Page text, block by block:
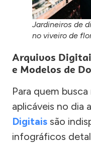
Jardineiros de
no viveiro de
Arquivos
e Modelos de
Para quem
aplicáveis no dia
Digitais são
infográficos